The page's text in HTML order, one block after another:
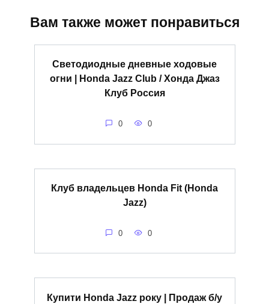
Вам также может понравиться
Светодиодные дневные ходовые
огни | Honda Jazz Club / Хонда Джаз
Клуб Россия
0 0
Клуб владельцев Honda Fit (Honda
Jazz)
0 0
Купити Honda Jazz року | Продаж б/у